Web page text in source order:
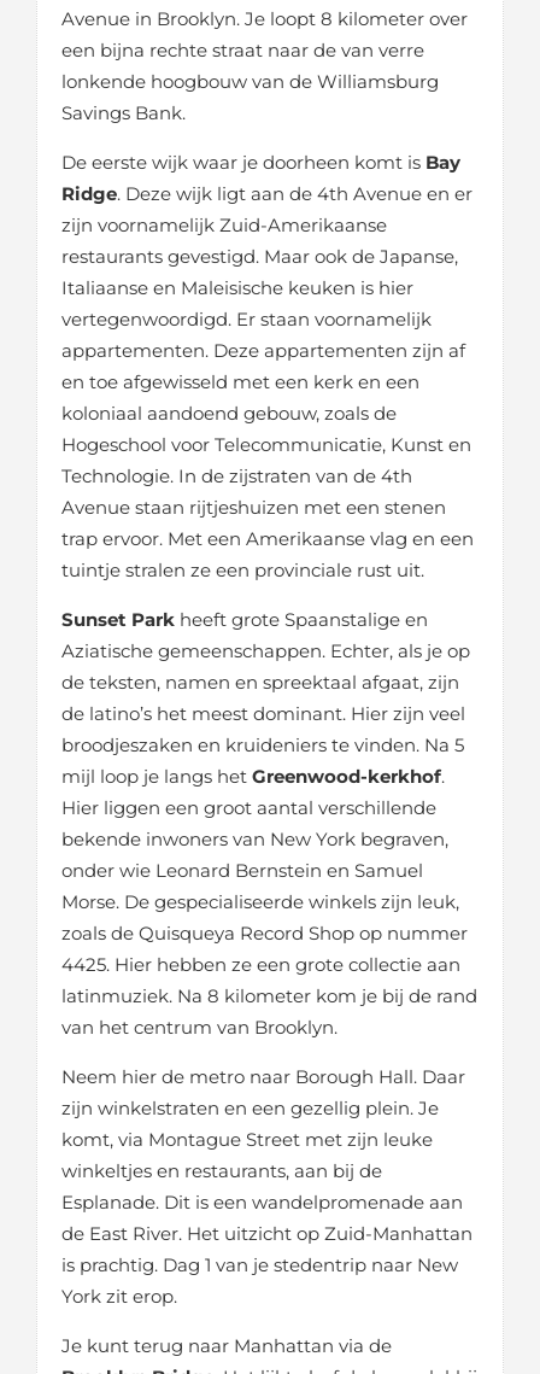
Avenue in Brooklyn. Je loopt 8 kilometer over
een bijna rechte straat naar de van verre
lonkende hoogbouw van de Williamsburg
Savings Bank.
De eerste wijk waar je doorheen komt is Bay
Ridge. Deze wijk ligt aan de 4th Avenue en er
zijn voornamelijk Zuid-Amerikaanse
restaurants gevestigd. Maar ook de Japanse,
Italiaanse en Maleisische keuken is hier
vertegenwoordigd. Er staan voornamelijk
appartementen. Deze appartementen zijn af
en toe afgewisseld met een kerk en een
koloniaal aandoend gebouw, zoals de
Hogeschool voor Telecommunicatie, Kunst en
Technologie. In de zijstraten van de 4th
Avenue staan rijtjeshuizen met een stenen
trap ervoor. Met een Amerikaanse vlag en een
tuintje stralen ze een provinciale rust uit.
Sunset Park heeft grote Spaanstalige en
Aziatische gemeenschappen. Echter, als je op
de teksten, namen en spreektaal afgaat, zijn
de latino’s het meest dominant. Hier zijn veel
broodjeszaken en kruideniers te vinden. Na 5
mijl loop je langs het Greenwood-kerkhof.
Hier liggen een groot aantal verschillende
bekende inwoners van New York begraven,
onder wie Leonard Bernstein en Samuel
Morse. De gespecialiseerde winkels zijn leuk,
zoals de Quisqueya Record Shop op nummer
4425. Hier hebben ze een grote collectie aan
latinmuziek. Na 8 kilometer kom je bij de rand
van het centrum van Brooklyn.
Neem hier de metro naar Borough Hall. Daar
zijn winkelstraten en een gezellig plein. Je
komt, via Montague Street met zijn leuke
winkeltjes en restaurants, aan bij de
Esplanade. Dit is een wandelpromenade aan
de East River. Het uitzicht op Zuid-Manhattan
is prachtig. Dag 1 van je stedentrip naar New
York zit erop.
Je kunt terug naar Manhattan via de